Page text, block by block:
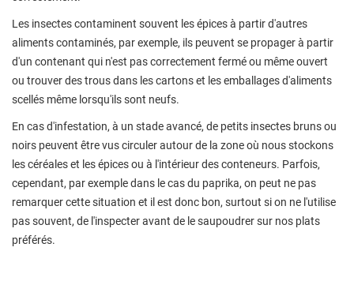
Les insectes contaminent souvent les épices à partir d'autres
aliments contaminés, par exemple, ils peuvent se propager à partir
d'un contenant qui n'est pas correctement fermé ou même ouvert
ou trouver des trous dans les cartons et les emballages d'aliments
scellés même lorsqu'ils sont neufs.
En cas d'infestation, à un stade avancé, de petits insectes bruns ou
noirs peuvent être vus circuler autour de la zone où nous stockons
les céréales et les épices ou à l'intérieur des conteneurs. Parfois,
cependant, par exemple dans le cas du paprika, on peut ne pas
remarquer cette situation et il est donc bon, surtout si on ne l'utilise
pas souvent, de l'inspecter avant de le saupoudrer sur nos plats
préférés.